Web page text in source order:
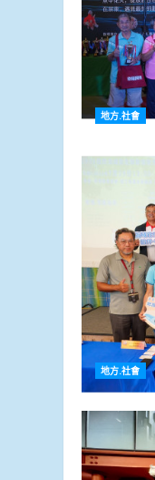
地方.社會
地方.社會